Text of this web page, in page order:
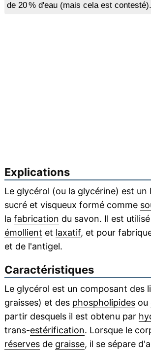
de 20 % d'eau (mais cela est contesté).
Explications
Le glycérol (ou la glycérine) est un
sucré et visqueux formé comme
la fabrication du savon. Il est
émollient et laxatif, et pour
et de l'antigel.
Caractéristiques
Le glycérol est un composant des
graisses) et des phospholipidesou
partir desquels il est obtenu par
trans-estérification. Lorsque le
réservesde graisse, il se sépare